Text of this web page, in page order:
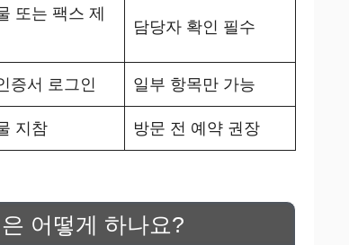
또는 팩스 제
담당자 확인 필수
증서 로그인 일부 항목만 가능
지참 방문 전 예약 권장
어떻게 하나요?